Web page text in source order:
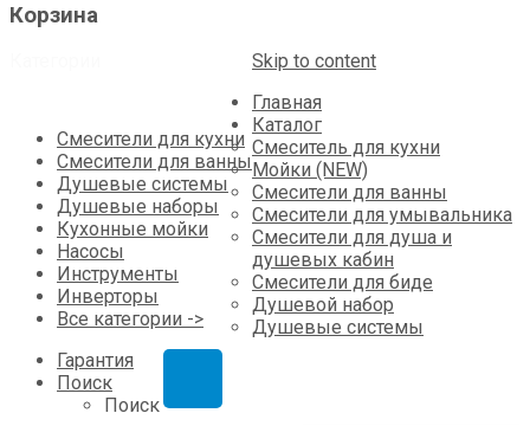
Корзина
Смесители для кухни
Смесители для ванны
Душевые системы
Душевые наборы
Кухонные мойки
Насосы
Инструменты
Инверторы
Все категории ->
Skip to content
Главная
Каталог
Смеситель для кухни
Мойки (NEW)
Смесители для ванны
Смесители для умывальника
Смесители для душа и
душевых кабин
Смесители для биде
Душевой набор
Душевые системы
Гарантия
Поиск
Поиск